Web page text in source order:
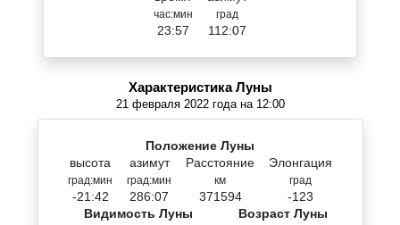
час:мин
23:57
град
112:07
Характеристика Луны
21 февраля 2022 года на 12:00
Положение Луны
высота
град:мин
-21:42
азимут
град:мин
286:07
Расстояние
км
371594
Элонгация
град
-123
Видимость Луны
Возраст Луны